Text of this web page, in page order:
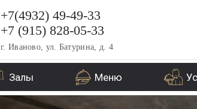
+7(4932) 49-49-33
+7 (915) 828-05-33
г. Иваново, ул. Батурина, д. 4
Залы Меню